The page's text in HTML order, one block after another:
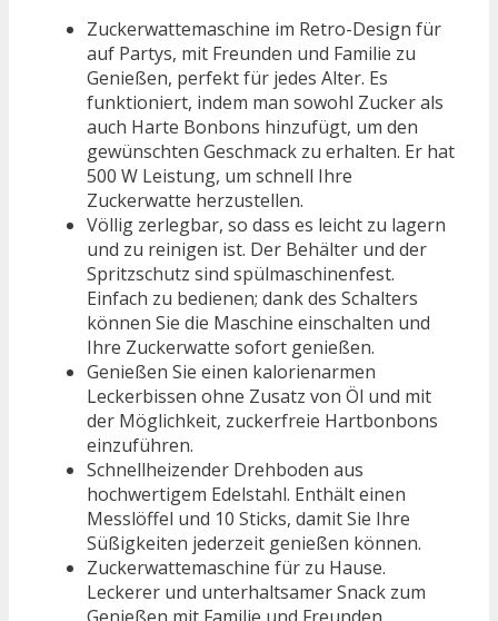
Zuckerwattemaschine im Retro-Design für
auf Partys, mit Freunden und Familie zu
Genießen, perfekt für jedes Alter. Es
funktioniert, indem man sowohl Zucker als
auch Harte Bonbons hinzufügt, um den
gewünschten Geschmack zu erhalten. Er hat
500 W Leistung, um schnell Ihre
Zuckerwatte herzustellen.
Völlig zerlegbar, so dass es leicht zu lagern
und zu reinigen ist. Der Behälter und der
Spritzschutz sind spülmaschinenfest.
Einfach zu bedienen; dank des Schalters
können Sie die Maschine einschalten und
Ihre Zuckerwatte sofort genießen.
Genießen Sie einen kalorienarmen
Leckerbissen ohne Zusatz von Öl und mit
der Möglichkeit, zuckerfreie Hartbonbons
einzuführen.
Schnellheizender Drehboden aus
hochwertigem Edelstahl. Enthält einen
Messlöffel und 10 Sticks, damit Sie Ihre
Süßigkeiten jederzeit genießen können.
Zuckerwattemaschine für zu Hause.
Leckerer und unterhaltsamer Snack zum